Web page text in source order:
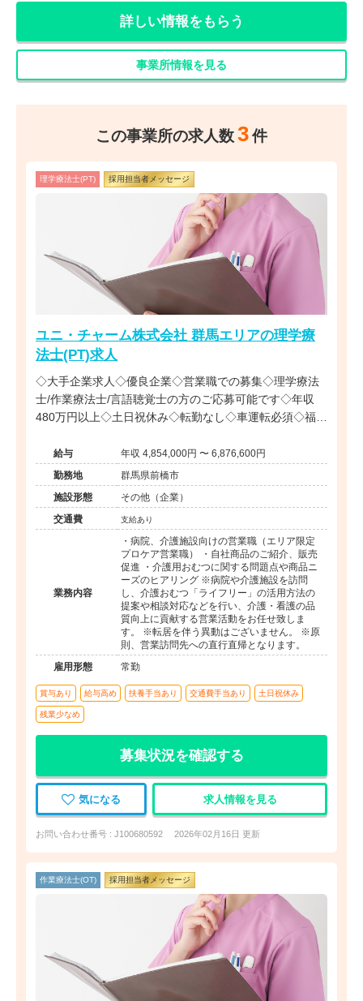
詳しい情報をもらう
事業所情報を見る
この事業所の求人数3件
理学療法士(PT) 採用担当者メッセージ
ユニ・チャーム株式会社 群馬エリアの理学療
法士(PT)求人
◇大手企業求人◇優良企業◇営業職での募集◇理学療法
士/作業療法士/言語聴覚士の方のご応募可能です◇年収
480万円以上◇土日祝休み◇転勤なし◇車運転必須◇福利
給与
年収 4,854,000円 〜 6,876,600円
勤務地
群馬県前橋市
施設形態
その他（企業）
交通費
支給あり
業務内容
・病院、介護施設向けの営業職（エリア限定
プロケア営業職） ・自社商品のご紹介、販売
促進 ・介護用おむつに関する問題点や商品ニ
ーズのヒアリング ※病院や介護施設を訪問
し、介護おむつ「ライフリー」の活用方法の
提案や相談対応などを行い、介護・看護の品
質向上に貢献する営業活動をお任せ致しま
す。 ※転居を伴う異動はございません。 ※原
則、営業訪問先への直行直帰となります。
雇用形態
常勤
賞与あり 給与高め 扶養手当あり 交通費手当あり 土日祝休み
残業少なめ
募集状況を確認する
気になる 求人情報を見る
お問い合わせ番号 : J100680592 2026年02月16日 更新
作業療法士(OT) 採用担当者メッセージ